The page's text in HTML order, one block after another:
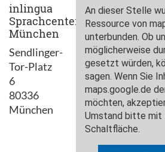
inlingua
Sprachcenter
München
Sendlinger-
Tor-Platz
6
80336
München